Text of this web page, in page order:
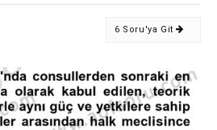
6 Soru'ya Git